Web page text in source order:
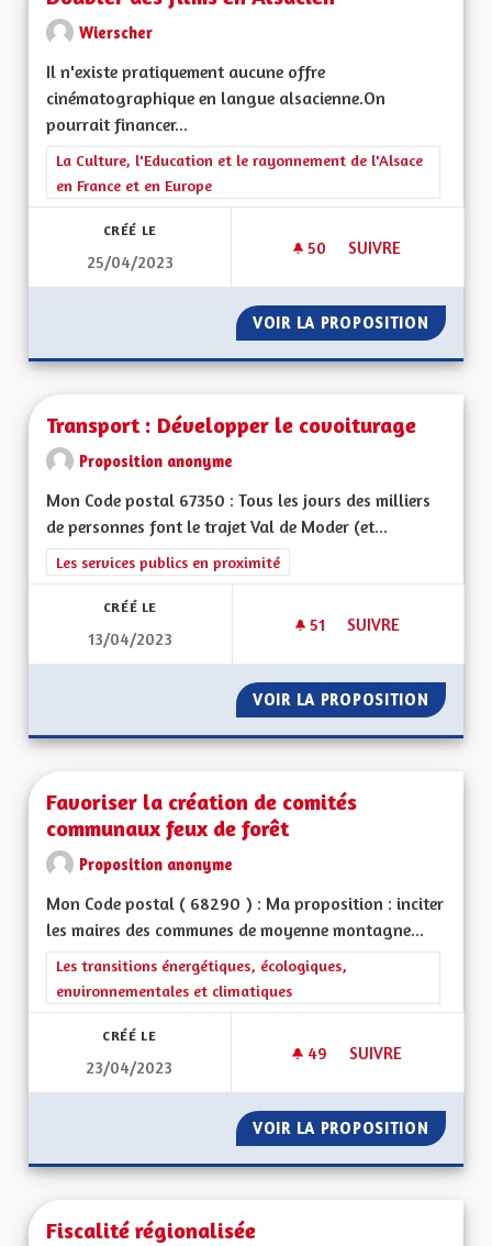
Wierscher
Il n'existe pratiquement aucune offre
cinématographique en langue alsacienne.On
pourrait financer...
Filtrer les résultats de la catégorie : La Culture, l'Education et
La Culture, l'Education et le rayonnement de l'Alsace
en France et en Europe
CRÉÉ LE
25/04/2023
50 50 ABONNÉS
SUIVRE
VOIR LA PROPOSITION
Transport : Développer le covoiturage
Proposition anonyme
Mon Code postal 67350 : Tous les jours des milliers
de personnes font le trajet Val de Moder (et...
Filtrer les résultats de la catégorie : Les services publics en
Les services publics en proximité
CRÉÉ LE
13/04/2023
51 51 ABONNÉS
SUIVRE
VOIR LA PROPOSITION
Favoriser la création de comités
communaux feux de forêt
Proposition anonyme
Mon Code postal ( 68290 ) : Ma proposition : inciter
les maires des communes de moyenne montagne...
Filtrer les résultats de la catégorie : Les transitions
Les transitions énergétiques, écologiques,
environnementales et climatiques
CRÉÉ LE
23/04/2023
49 49 ABONNÉS
SUIVRE
VOIR LA PROPOSITION
Fiscalité régionalisée